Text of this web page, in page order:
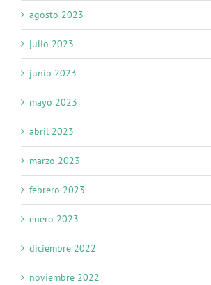
agosto 2023
julio 2023
junio 2023
mayo 2023
abril 2023
marzo 2023
febrero 2023
enero 2023
diciembre 2022
noviembre 2022